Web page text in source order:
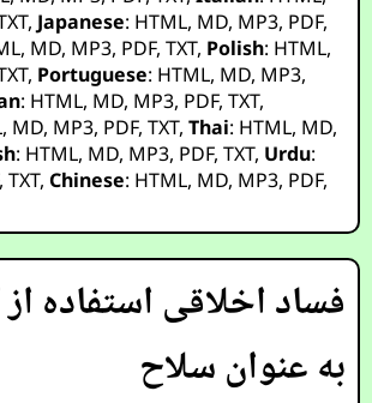
, Japanese: HTML, MD, MP3, PDF,
, MD, MP3, PDF,TXT, Polish: HTML,
, Portuguese: HTML, MD, MP3,
: HTML, MD, MP3, PDF,TXT,
, MD, MP3, PDF,TXT,Thai: HTML, MD,
: HTML, MD, MP3, PDF,TXT, Urdu:
,TXT,Chinese: HTML, MD, MP3, PDF,
فساد اخلاقی استفاده
به عنوان سلاح